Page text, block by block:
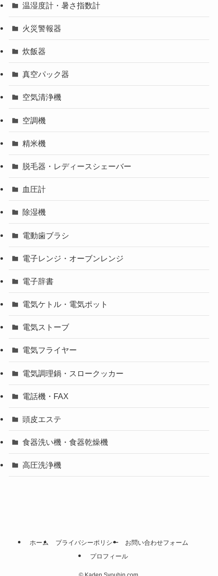
温湿度計・暑さ指数計
火災警報器
炊飯器
真空パック器
空気清浄機
空調機
精米機
脱毛器・レディースシェーバー
血圧計
除湿機
電動歯ブラシ
電子レンジ・オーブンレンジ
電子辞書
電気ケトル・電気ポット
電気ストーブ
電気フライヤー
電気調理鍋・スロークッカー
電話機・FAX
頭皮エステ
食器洗い機・食器乾燥機
高圧洗浄機
ホーム プライバシーポリシー
お問い合わせフォーム
プロフィール